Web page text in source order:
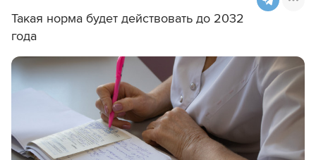
Такая норма будет действовать до 2032
года